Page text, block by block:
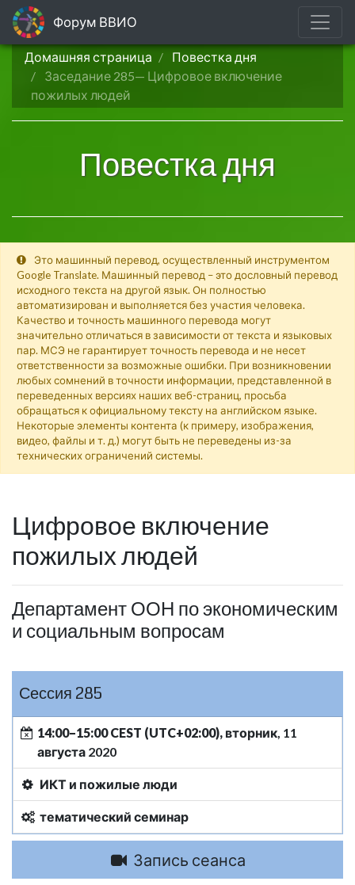
Домашняя страница
Повестка дня
Заседание 285— Цифровое включение
пожилых людей
Повестка дня
Это машинный перевод, осуществленный инструментом
Google Translate. Машинный перевод – это дословный перевод
исходного текста на другой язык. Он полностью
автоматизирован и выполняется без участия человека.
Качество и точность машинного перевода могут
значительно отличаться в зависимости от текста и языковых
пар. МСЭ не гарантирует точность перевода и не несет
ответственности за возможные ошибки. При возникновении
любых сомнений в точности информации, представленной в
переведенных версиях наших веб-страниц, просьба
обращаться к официальному тексту на английском языке.
Некоторые элементы контента (к примеру, изображения,
видео, файлы и т. д.) могут быть не переведены из-за
технических ограничений системы.
Цифровое включение
пожилых людей
Департамент ООН по экономическим
и социальным вопросам
Сессия 285
14:00–15:00 CEST (UTC+02:00),вторник, 11
августа 2020
ИКТ и пожилые люди
тематический семинар
Запись сеанса
Форум ВВИО